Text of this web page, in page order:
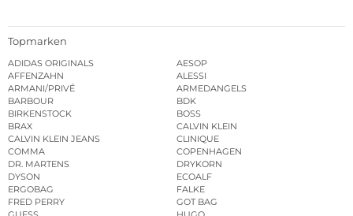
Topmarken
ADIDAS ORIGINALS
AESOP
AFFENZAHN
ALESSI
ARMANI/PRIVÉ
ARMEDANGELS
BARBOUR
BDK
BIRKENSTOCK
BOSS
BRAX
CALVIN KLEIN
CALVIN KLEIN JEANS
CLINIQUE
COMMA
COPENHAGEN
DR. MARTENS
DRYKORN
DYSON
ECOALF
ERGOBAG
FALKE
FRED PERRY
GOT BAG